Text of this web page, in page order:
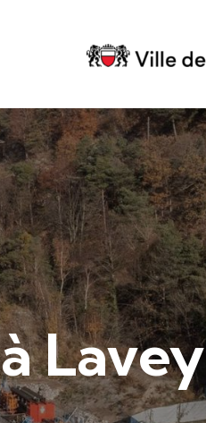
Lavey